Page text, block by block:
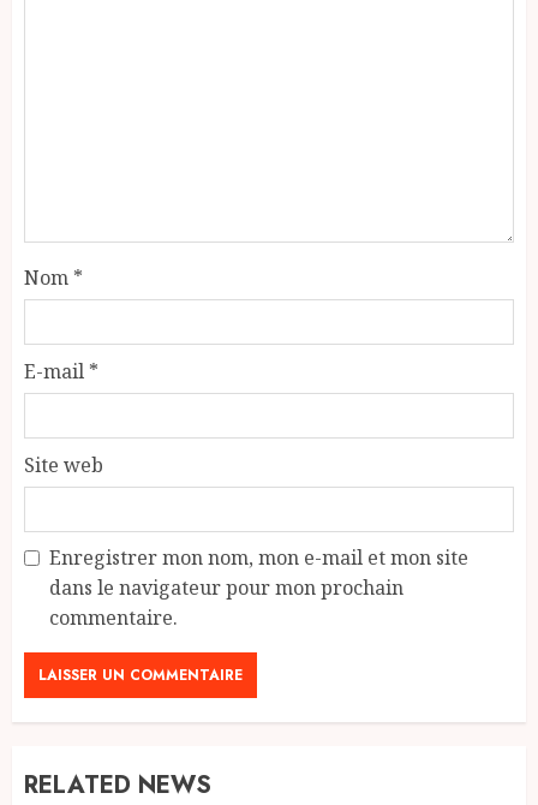
Nom *
E-mail *
Site web
Enregistrer mon nom, mon e-mail et mon site
dans le navigateur pour mon prochain
commentaire.
RELATED NEWS